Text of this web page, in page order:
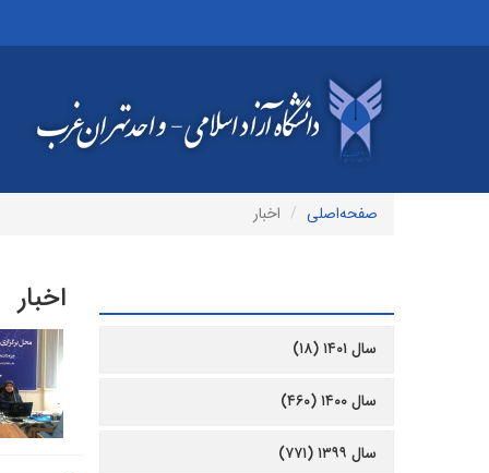
صفحه‌اصلی اخبار
اخبار
سال ۱۴۰۱ (۱۸)
سال ۱۴۰۰ (۴۶۰)
سال ۱۳۹۹ (۷۷۱)